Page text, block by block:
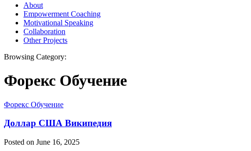
About
Empowerment Coaching
Motivational Speaking
Collaboration
Other Projects
Browsing Category:
Форекс Обучение
Форекс Обучение
Доллар США Википедия
Posted on June 16, 2025